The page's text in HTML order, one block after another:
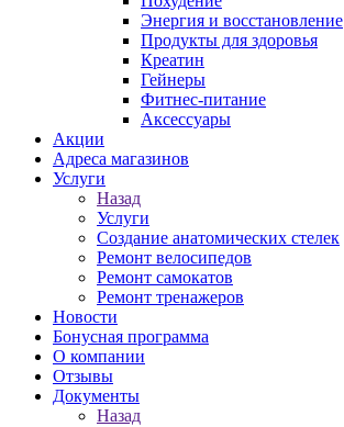
Энергия и восстановление
Продукты для здоровья
Креатин
Гейнеры
Фитнес-питание
Аксессуары
Акции
Адреса магазинов
Услуги
Назад
Услуги
Создание анатомических стелек
Ремонт велосипедов
Ремонт самокатов
Ремонт тренажеров
Новости
Бонусная программа
О компании
Отзывы
Документы
Назад